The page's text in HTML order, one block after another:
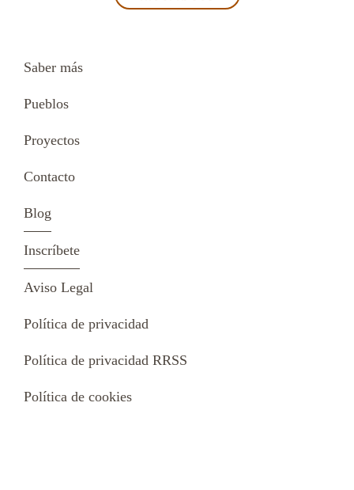
Saber más
Pueblos
Proyectos
Contacto
Blog
Inscríbete
Aviso Legal
Política de privacidad
Política de privacidad RRSS
Política de cookies